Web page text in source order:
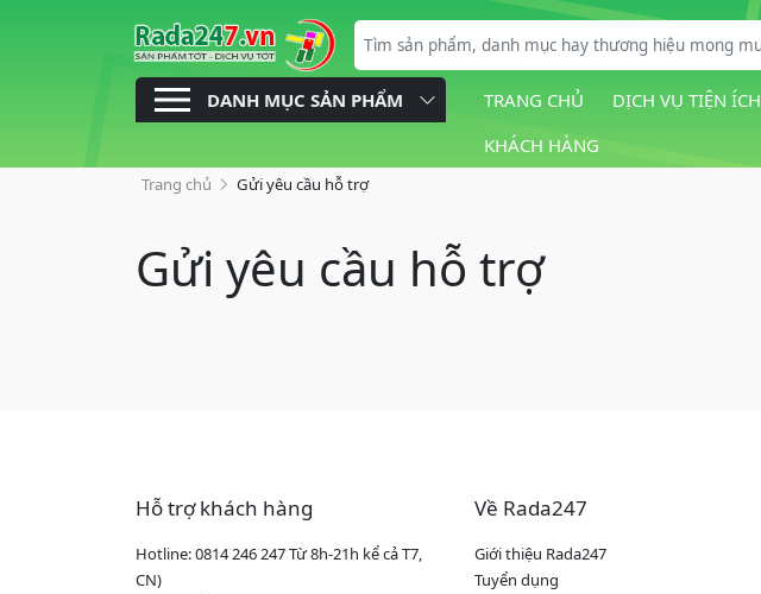
DANH MỤC SẢN PHẨM TRANG CHỦ DỊCH VỤ TIỆN ÍCH
KHÁCH HÀNG
Trang chủ Gửi yêu cầu hỗ trợ
Gửi yêu cầu hỗ trợ
Hỗ trợ khách hàng
Hotline: 0814 246 247 Từ 8h-21h kể cả T7,
CN)
Về Rada247
Giới thiệu Rada247
Tuyển dụng